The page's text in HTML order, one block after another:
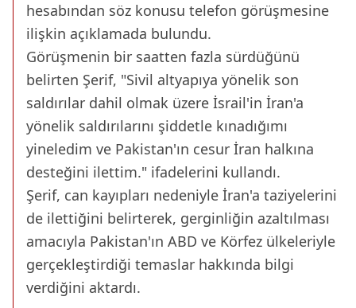
hesabından söz konusu telefon görüşmesine
ilişkin açıklamada bulundu.
Görüşmenin bir saatten fazla sürdüğünü
belirten Şerif, "Sivil altyapıya yönelik son
saldırılar dahil olmak üzere İsrail'in İran'a
yönelik saldırılarını şiddetle kınadığımı
yineledim ve Pakistan'ın cesur İran halkına
desteğini ilettim." ifadelerini kullandı.
Şerif, can kayıpları nedeniyle İran'a taziyelerini
de ilettiğini belirterek, gerginliğin azaltılması
amacıyla Pakistan'ın ABD ve Körfez ülkeleriyle
gerçekleştirdiği temaslar hakkında bilgi
verdiğini aktardı.